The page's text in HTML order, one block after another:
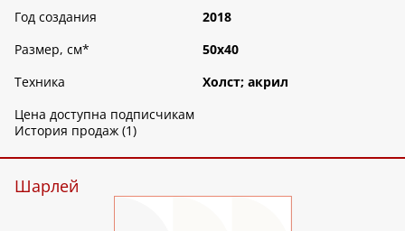
Год создания
2018
Размер, см*
50х40
Техника
Холст; акрил
Цена доступна подписчикам
История продаж (1)
Шарлей